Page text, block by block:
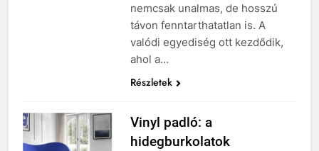
nemcsak unalmas, de hosszú
távon fenntarthatatlan is. A
valódi egyediség ott kezdődik,
ahol a…
Részletek
Vinyl padló: a
hidegburkolatok